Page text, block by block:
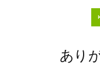
あり